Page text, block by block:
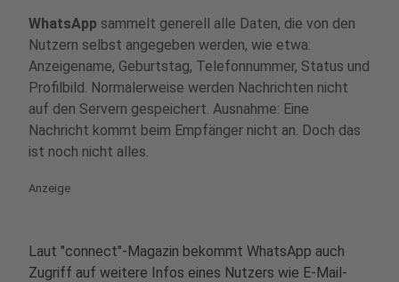
WhatsApp sammelt generell alle Daten, die von den
Nutzern selbst angegeben werden, wie etwa:
Anzeigename, Geburtstag, Telefonnummer, Status und
Profilbild. Normalerweise werden Nachrichten nicht
auf den Servern gespeichert. Ausnahme: Eine
Nachricht kommt beim Empfänger nicht an. Doch das
ist noch nicht alles.
Anzeige
Laut "connect"-Magazin bekommt WhatsApp auch
Zugriff auf weitere Infos eines Nutzers wie E-Mail-